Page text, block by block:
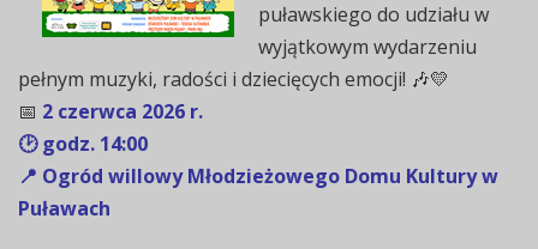
puławskiego do udziału w
wyjątkowym wydarzeniu
pełnym muzyki, radości i dziecięcych emocji! 🎶💛
📅 2 czerwca 2026 r.
🕑 godz. 14:00
📍 Ogród willowy Młodzieżowego Domu Kultury w
Puławach